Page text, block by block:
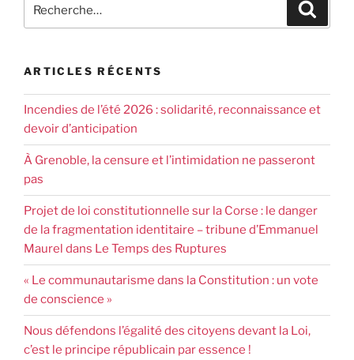
ARTICLES RÉCENTS
Incendies de l’été 2026 : solidarité, reconnaissance et
devoir d’anticipation
À Grenoble, la censure et l’intimidation ne passeront
pas
Projet de loi constitutionnelle sur la Corse : le danger
de la fragmentation identitaire – tribune d’Emmanuel
Maurel dans Le Temps des Ruptures
« Le communautarisme dans la Constitution : un vote
de conscience »
Nous défendons l’égalité des citoyens devant la Loi,
c’est le principe républicain par essence !